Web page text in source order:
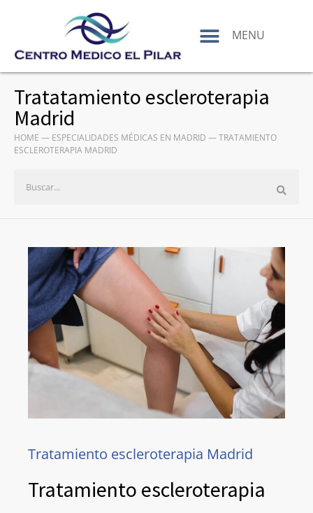
MENU
Tratatamiento escleroterapia
Madrid
HOME — ESPECIALIDADES MÉDICAS EN MADRID —TRATAMIENTO
ESCLEROTERAPIA MADRID
Tratamiento escleroterapia Madrid
Tratamiento escleroterapia